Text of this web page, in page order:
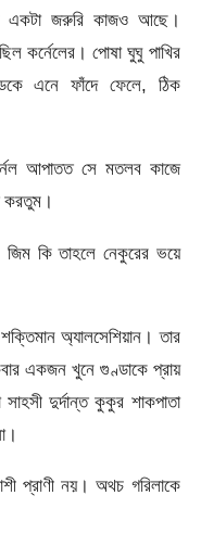
একটা জরুরি কাজও আছে।
কর্নেলের। পোষা ঘুঘু পাখির
এনে ফাঁদে ফেলে, ঠিক
আপাতত সে মতলব কাজে
করতুম।
কি তাহলে নেকুরের ভয়ে
অ্যালসেশিয়ান। তার
একজন খুনে গুণ্ডাকে প্রায়
দুর্দান্ত কুকুর শাকপাতা
প্রাণী নয়। অথচ গরিলাকে